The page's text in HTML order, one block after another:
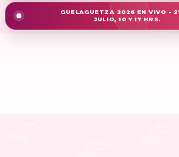
GUELAGUETZA 2026 EN VIVO -
JULIO, 10 Y 17 HRS.